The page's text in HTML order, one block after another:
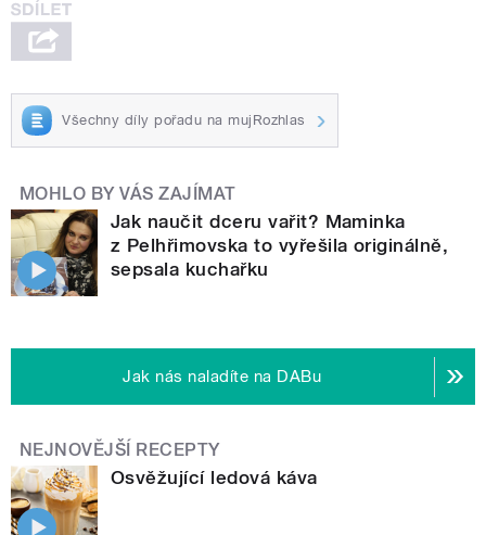
Všechny díly pořadu na mujRozhlas
MOHLO BY VÁS ZAJÍMAT
Jak naučit dceru vařit? Maminka
z Pelhřimovska to vyřešila originálně,
sepsala kuchařku
Jak nás naladíte na DABu
NEJNOVĚJŠÍ RECEPTY
Osvěžující ledová káva